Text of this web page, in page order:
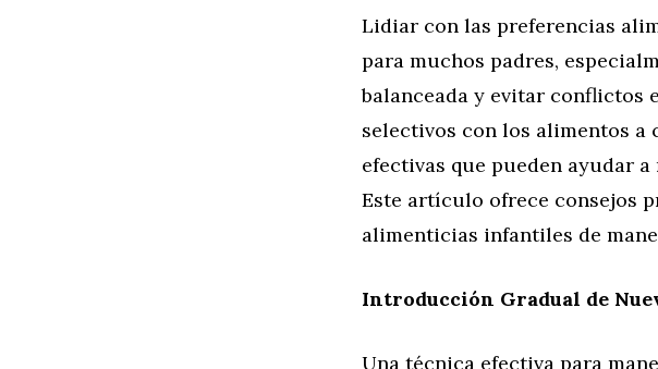
Lidiar con las preferencias
para muchos padres,
balanceada y evitar conflictos
selectivos con los alimentos a
efectivas que pueden ayudar
Este artículo ofrece consejos
alimenticias infantiles de
Introducción Gradual de
Una técnica efectiva para